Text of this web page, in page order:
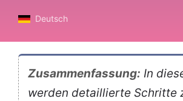
Deutsch
Zusammenfassung: In
werden detaillierte Schritte